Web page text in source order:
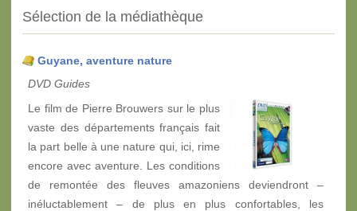
Sélection de la médiathèque
Guyane, aventure nature
DVD Guides
Le film de Pierre Brouwers sur le plus
vaste des départements français fait
la part belle à une nature qui, ici, rime
encore avec aventure. Les conditions
de remontée des fleuves amazoniens deviendront –
inéluctablement – de plus en plus confortables, les